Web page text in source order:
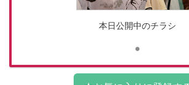
本日公開中のチラシ